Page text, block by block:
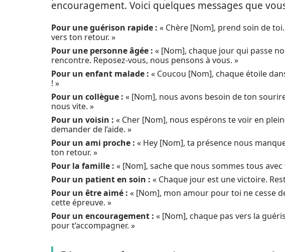
encouragement. Voici quelques messages que
Pour une guérison rapide : « Chère [Nom], prend soin de
vers ton retour. »
Pour une personne âgée : « [Nom], chaque jour qui passe
rencontre. Reposez-vous, nous pensons à vous. »
Pour un enfant malade : « Coucou [Nom], chaque étoile
! »
Pour un collègue : « [Nom], nous avons besoin de ton
nous vite. »
Pour un voisin : « Cher [Nom], nous espérons te voir en
demander de l’aide. »
Pour un ami proche : « Hey [Nom], ta présence nous
ton retour. »
Pour la famille : « [Nom], sache que nous sommes tous
Pour un patient en soin : « Chaque jour est une victoire.
Pour un être aimé : « [Nom], mon amour pour toi ne cesse
cette épreuve. »
Pour un encouragement : « [Nom], chaque pas vers la
pour t’accompagner. »